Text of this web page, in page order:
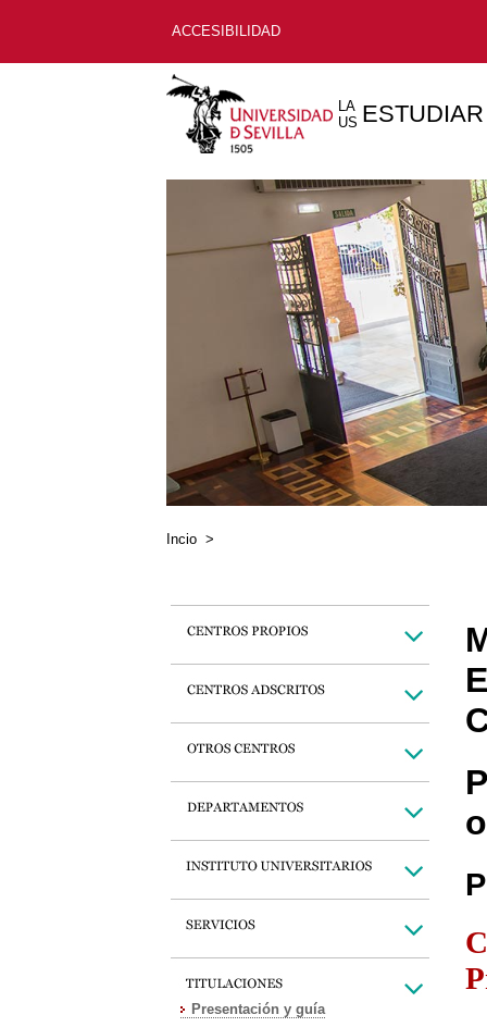
ACCESIBILIDAD
LA
US ESTUDIAR
Incio >
Presentación y guía